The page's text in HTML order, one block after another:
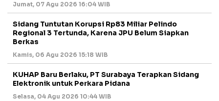
Jumat, 07 Agu 2026 16:04 WIB
Sidang Tuntutan Korupsi Rp83 Miliar Pelindo
Regional 3 Tertunda, Karena JPU Belum Siapkan
Berkas
Kamis, 06 Agu 2026 15:18 WIB
KUHAP Baru Berlaku, PT Surabaya Terapkan Sidang
Elektronik untuk Perkara Pidana
Selasa, 04 Agu 2026 10:44 WIB